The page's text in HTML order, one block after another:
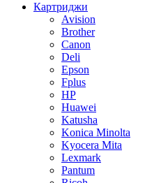
Картриджи
Avision
Brother
Canon
Deli
Epson
Fplus
HP
Huawei
Katusha
Konica Minolta
Kyocera Mita
Lexmark
Pantum